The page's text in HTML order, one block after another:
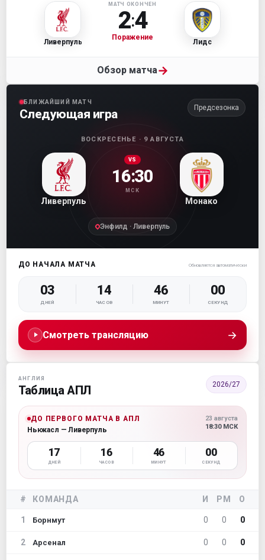
Ливерпуль
МАТЧ ОКОНЧЕН
2:4
Поражение
Лидс
Обзор матча→
БЛИЖАЙШИЙ МАТЧ
Следующая игра Предсезонка
ВОСКРЕСЕНЬЕ · 9 АВГУСТА
Ливерпуль
VS
16:30
МСК
Монако
Энфилд · Ливерпуль
ДО НАЧАЛА МАТЧА Обновляется автоматически
03
ДНЕЙ
14
ЧАСОВ
45
МИНУТ
58
СЕКУНД
Смотреть трансляцию →
АНГЛИЯ
Таблица АПЛ 2026/27
ДО ПЕРВОГО МАТЧА В АПЛ
Ньюкасл — Ливерпуль
23 августа
18:30 МСК
17
ДНЕЙ
16
ЧАСОВ
45
МИНУТ
58
СЕКУНД
# КОМАНДА И РМ О
1 Борнмут 0 0 0
2 Арсенал 0 0 0